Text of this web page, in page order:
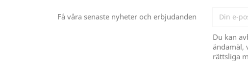
Få våra senaste nyheter och erbjudanden
Du kan
ändamål,
rättsliga